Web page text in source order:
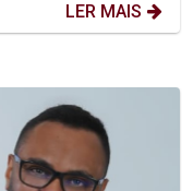
LER MAIS